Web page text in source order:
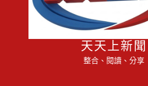
天天上新聞
整合、閱讀、分享